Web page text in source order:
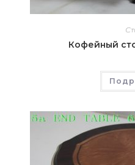
Кофейный